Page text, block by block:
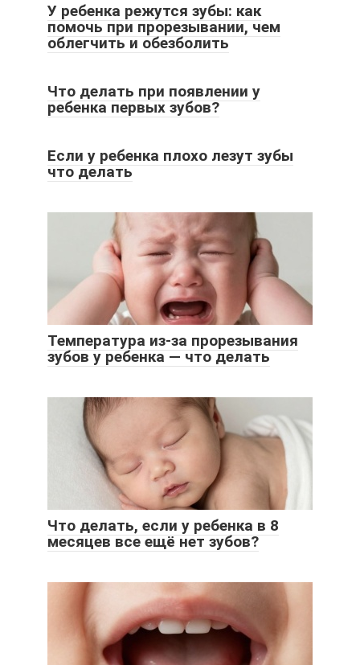
У ребенка режутся зубы: как
помочь при прорезывании, чем
облегчить и обезболить
Что делать при появлении у
ребенка первых зубов?
Если у ребенка плохо лезут зубы
что делать
Температура из-за прорезывания
зубов у ребенка — что делать
Что делать, если у ребенка в 8
месяцев все ещё нет зубов?